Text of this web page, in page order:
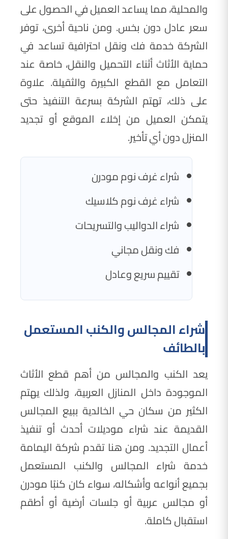
والمحلية، مما يساعد العميل في الحصول على
سعر عادل دون بخس. ومن ناحية أخرى، توفر
الشركة خدمة فك ونقل احترافية تساعد في
حماية الأثاث أثناء التحميل والنقل، خاصة عند
التعامل مع القطع الكبيرة والثقيلة. علاوة
على ذلك، تهتم الشركة بسرعة التنفيذ حتى
يتمكن العميل من إخلاء الموقع أو تجديد
المنزل دون أي تأخير.
شراء غرف نوم مودرن
شراء غرف نوم كلاسيك
شراء الدواليب والتسريحات
فك ونقل مجاني
تقييم سريع وعادل
شراء المجالس والكنب المستعمل
بالطائف
يعد الكنب والمجالس من أهم قطع الأثاث
الموجودة داخل المنازل العربية، ولذلك يهتم
الكثير من سكان حي الخالدية ببيع المجالس
القديمة عند شراء موديلات أحدث أو تنفيذ
أعمال التجديد. ومن هنا تقدم شركة اليمامة
خدمة شراء المجالس والكنب المستعمل
بجميع أنواعه وأشكاله، سواء كان كنبًا مودرن
أو مجالس عربية أو جلسات أرضية أو أطقم
استقبال كاملة.